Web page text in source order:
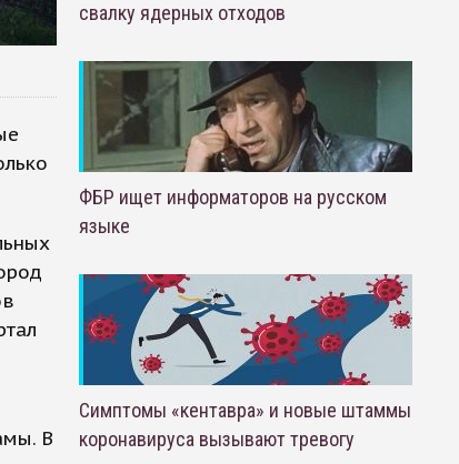
В
свалку ядерных отходов
ФБР ищет информаторов на русском
языке
Симптомы «кентавра» и новые штаммы
коронавируса вызывают тревогу